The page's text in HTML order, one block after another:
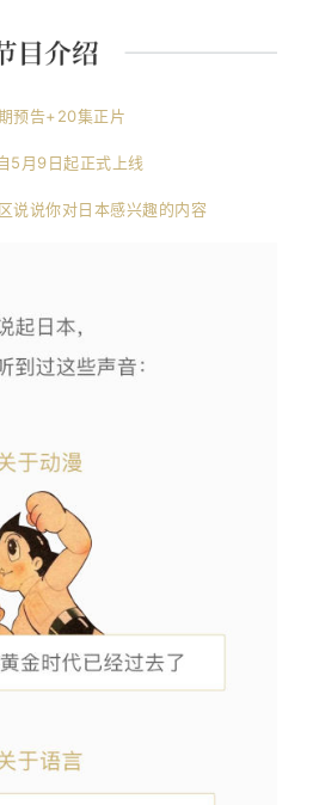
预告+20集正片
5月9日起正式上线
说说你对日本感兴趣的内容